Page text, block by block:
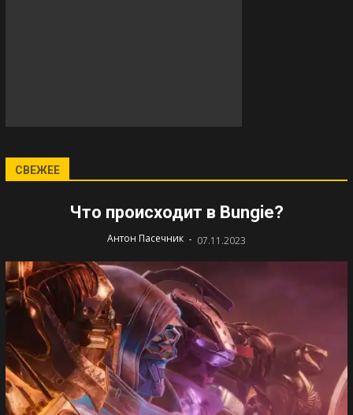
СВЕЖЕЕ
Что происходит в Bungie?
Антон Пасечник - 07.11.2023